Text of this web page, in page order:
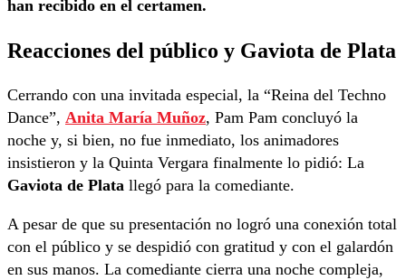
han recibido en el certamen.
Reacciones del público y Gaviota de Plata
Cerrando con una invitada especial, la “Reina del Techno
Dance”, Anita María Muñoz, Pam Pam concluyó la
noche y, si bien, no fue inmediato, los animadores
insistieron y la Quinta Vergara finalmente lo pidió: La
Gaviota de Plata llegó para la comediante.
A pesar de que su presentación no logró una conexión total
con el público y se despidió con gratitud y con el galardón
en sus manos. La comediante cierra una noche compleja,